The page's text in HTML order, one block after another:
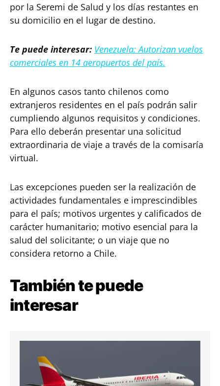
por la Seremi de Salud y los días restantes en
su domicilio en el lugar de destino.
Te puede interesar: Venezuela: Autorizan vuelos
comerciales en 14 aeropuertos del país.
En algunos casos tanto chilenos como
extranjeros residentes en el país podrán salir
cumpliendo algunos requisitos y condiciones.
Para ello deberán presentar una solicitud
extraordinaria de viaje a través de la comisaría
virtual.
Las excepciones pueden ser la realización de
actividades fundamentales e imprescindibles
para el país; motivos urgentes y calificados de
carácter humanitario; motivo esencial para la
salud del solicitante; o un viaje que no
considera retorno a Chile.
También te puede
interesar